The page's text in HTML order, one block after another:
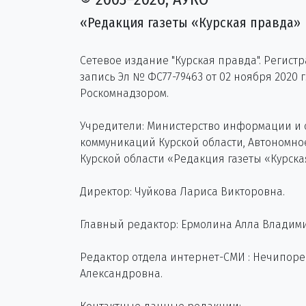
«Редакция газеты «Курская правда»
Сетевое издание "Курская правда".
запись Эл № ФС77-79463 от 02 ноября 2020
Роскомнадзором.
Учредители: Министерство информации и
коммуникаций Курской области,
Курской области «Редакция газеты
Директор: Чуйкова Лариса Викторовна.
Главный редактор: Ермолина Алла
Редактор отдела интернет-СМИ :
Александровна.